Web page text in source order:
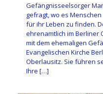
Gefängnisseelsorger
gefragt, wo es
für ihr Leben zu finden.
ehrenamtlich im Berliner
mit dem ehemaligen
Evangelischen Kirche
Oberlausitz. Sie führen
Ihre […]